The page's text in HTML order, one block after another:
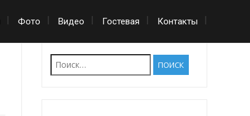
Фото Видео Гостевая Контакты
Найти: